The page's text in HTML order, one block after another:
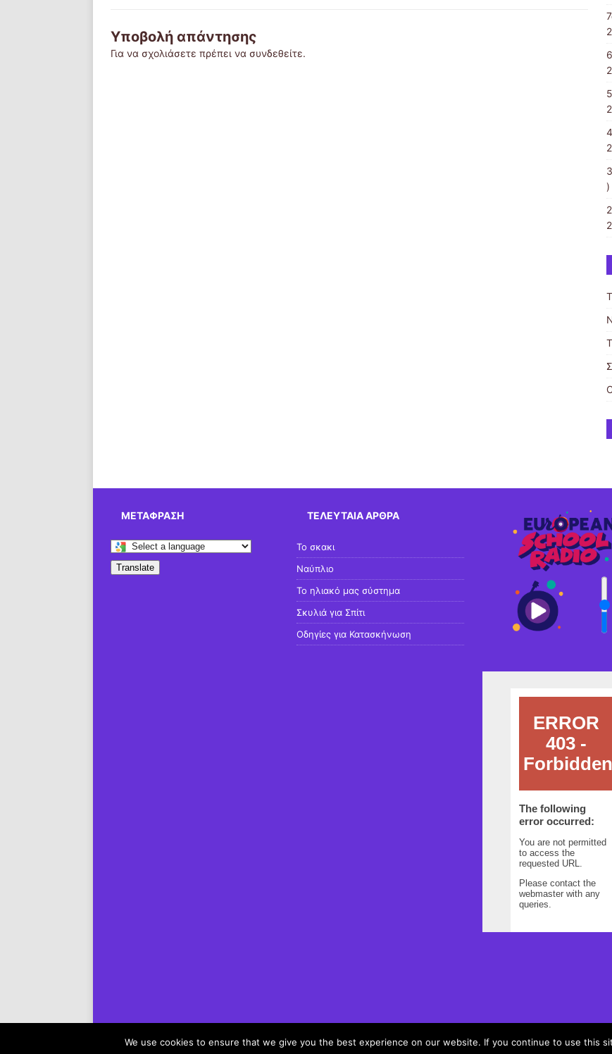
Υποβολή απάντησης
Για να σχολιάσετε πρέπει να συνδεθείτε.
)
ΜΕΤΆΦΡΑΣΗ
Translate
ΤΕΛΕΥΤΑΊΑ ΆΡΘΡΑ
Το σκακι
Ναύπλιο
Το ηλιακό μας σύστημα
Σκυλιά για Σπίτι
Οδηγίες για Κατασκήνωση
We use cookies to ensure that we give you the best experience on our website. If you continue to use this